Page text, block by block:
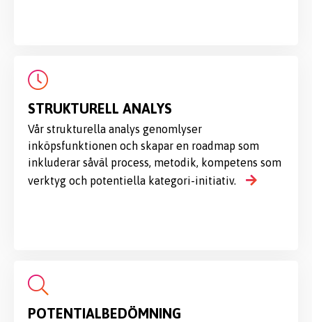
STRUKTURELL ANALYS
Vår strukturella analys genomlyser
inköpsfunktionen och skapar en roadmap som
inkluderar såväl process, metodik, kompetens som
verktyg och potentiella kategori-initiativ.
POTENTIALBEDÖMNING